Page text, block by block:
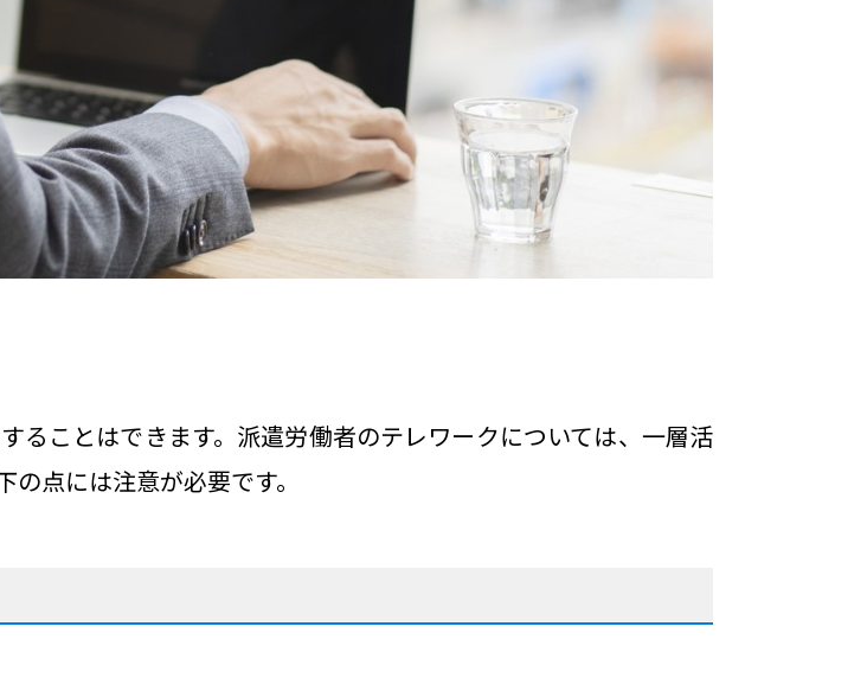
ることはできます。派遣労働者のテレワークについては、一層活
点には注意が必要です。